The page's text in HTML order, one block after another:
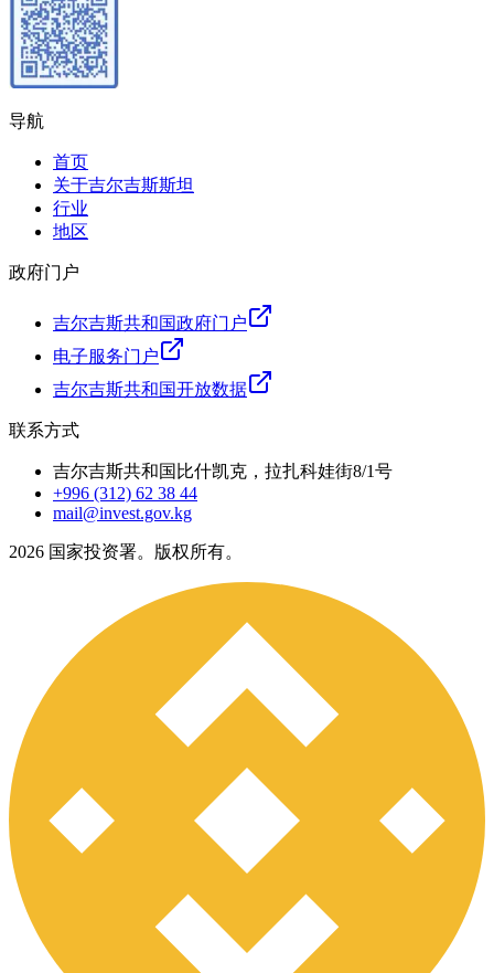
导航
首页
关于吉尔吉斯斯坦
行业
地区
政府门户
吉尔吉斯共和国政府门户
电子服务门户
吉尔吉斯共和国开放数据
联系方式
吉尔吉斯共和国比什凯克，拉扎科娃街8/1号
+996 (312) 62 38 44
mail@invest.gov.kg
2026 国家投资署。版权所有。